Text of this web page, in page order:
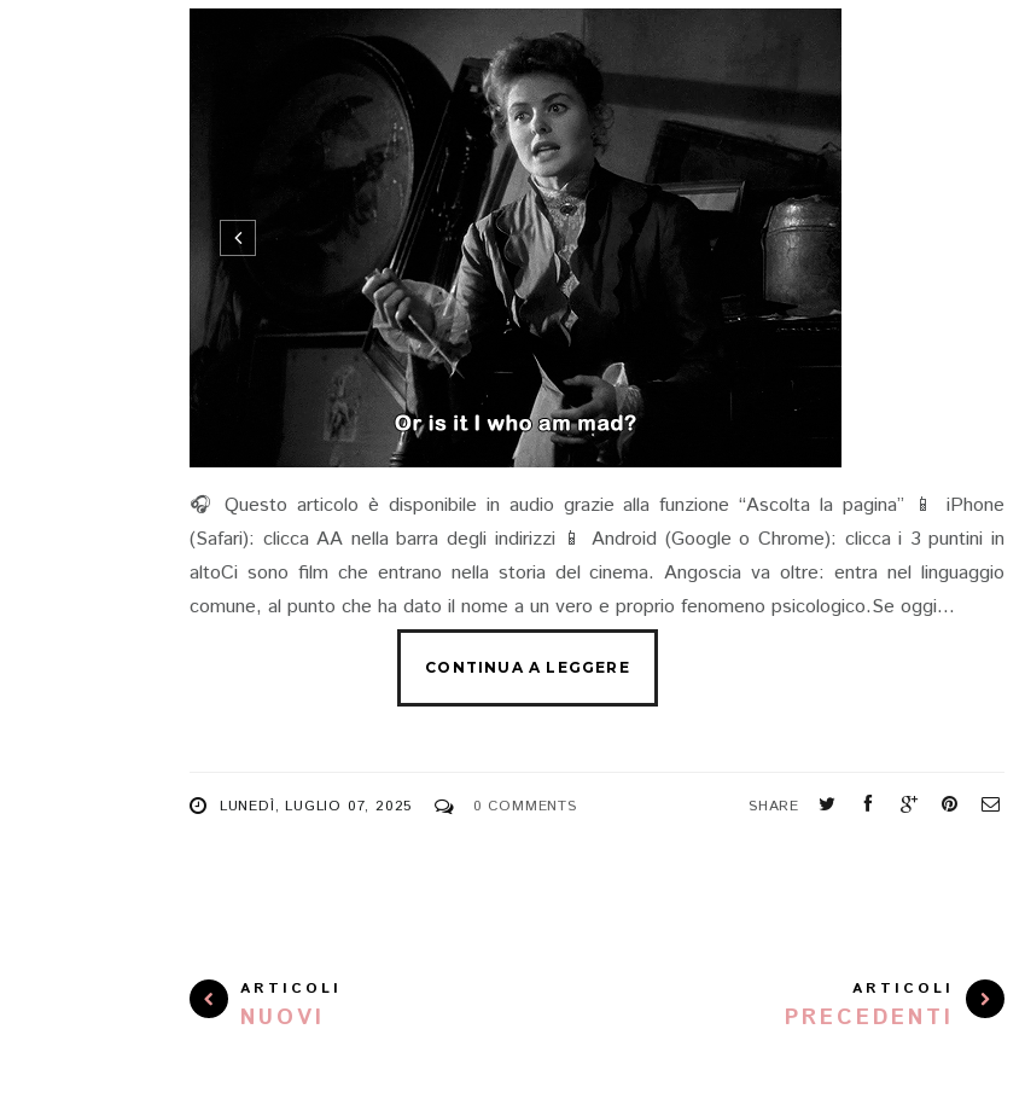
🎧 Questo articolo è disponibile in audio grazie alla funzione “Ascolta la pagina” 📱 iPhone
(Safari): clicca AA nella barra degli indirizzi 📱 Android (Google o Chrome): clicca i 3 puntini in
altoCi sono film che entrano nella storia del cinema. Angoscia va oltre: entra nel linguaggio
comune, al punto che ha dato il nome a un vero e proprio fenomeno psicologico.Se oggi...
LUNEDÌ, LUGLIO 07, 2025 0 COMMENTS SHARE
ARTICOLI
NUOVI
ARTICOLI
PRECEDENTI